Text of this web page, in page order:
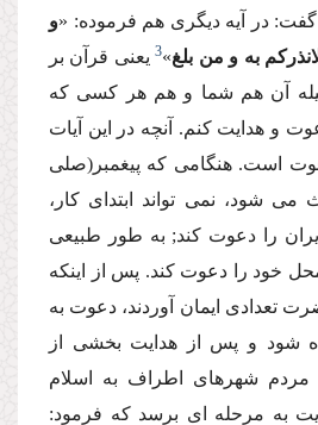
در آیه دیگرى هم فرموده: «و
به و من بلغ»
3یعنى قرآن بر
آن هم شما و هم هر كسى كه
و هدایت كنم. آنچه در این آیات
است. هنگامى كه پیغمبر(صلى
مى شود، نمى تواند ابتداى كار،
را دعوت كند; به طور طبیعى
محل خود را دعوت كند. پس از اینكه
تعدادى ایمان آوردند، دعوت به
شود و پس از هدایت بخشى از
مردم شهرهاى اطراف به اسلام
به مرحله اى برسد كه فرمود: